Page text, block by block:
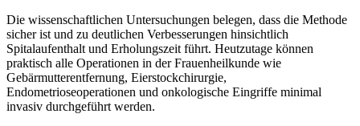
Die wissenschaftlichen Untersuchungen belegen, dass die Methode
sicher ist und zu deutlichen Verbesserungen hinsichtlich
Spitalaufenthalt und Erholungszeit führt. Heutzutage können
praktisch alle Operationen in der Frauenheilkunde wie
Gebärmutterentfernung, Eierstockchirurgie,
Endometrioseoperationen und onkologische Eingriffe minimal
invasiv durchgeführt werden.